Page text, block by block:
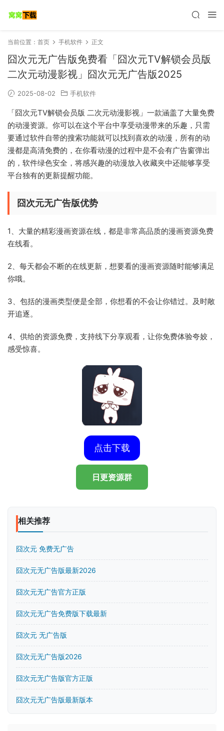
当前位置： 首页 手机软件 正文
囧次元无广告版免费看「囧次元TV解锁会员版
二次元动漫影视」囧次元无广告版2025
2025-08-02 手机软件
「囧次元TV解锁会员版 二次元动漫影视」一款涵盖了大量免费
的动漫资源。你可以在这个平台中享受动漫带来的乐趣，只需
要通过软件自带的搜索功能就可以找到喜欢的动漫，所有的动
漫都是高清免费的，在你看动漫的过程中是不会有广告窗弹出
的，软件绿色安全，将感兴趣的动漫放入收藏夹中还能够享受
平台独有的更新提醒功能。
囧次元无广告版优势
1、大量的精彩漫画资源在线，都是非常高品质的漫画资源免费
在线看。
2、每天都会不断的在线更新，想要看的漫画资源随时能够满足
你哦。
3、包括的漫画类型便是全部，你想看的不会让你错过。及时敞
开追逐。
4、供给的资源免费，支持线下分享观看，让你免费体验夸姣，
感受惊喜。
点击下载
日更资源群
相关推荐
囧次元 免费无广告
囧次元无广告版最新2026
囧次元无广告官方正版
囧次元无广告免费版下载最新
囧次元 无广告版
囧次元无广告版2026
囧次元无广告版官方正版
囧次元无广告版最新版本